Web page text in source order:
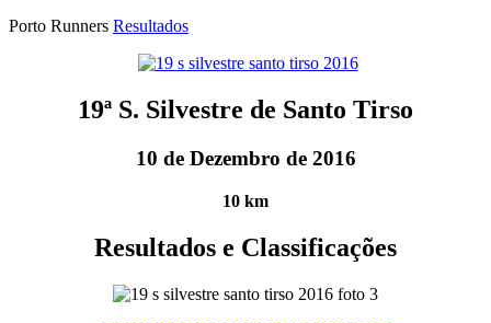
Porto Runners Resultados
19ª S. Silvestre de Santo Tirso
10 de Dezembro de 2016
10 km
Resultados e Classificações